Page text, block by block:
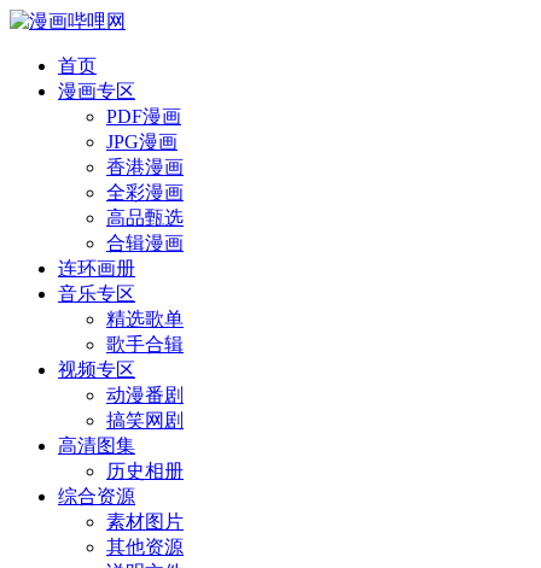
首页
漫画专区
PDF漫画
JPG漫画
香港漫画
全彩漫画
高品甄选
合辑漫画
连环画册
音乐专区
精选歌单
歌手合辑
视频专区
动漫番剧
搞笑网剧
高清图集
历史相册
综合资源
素材图片
其他资源